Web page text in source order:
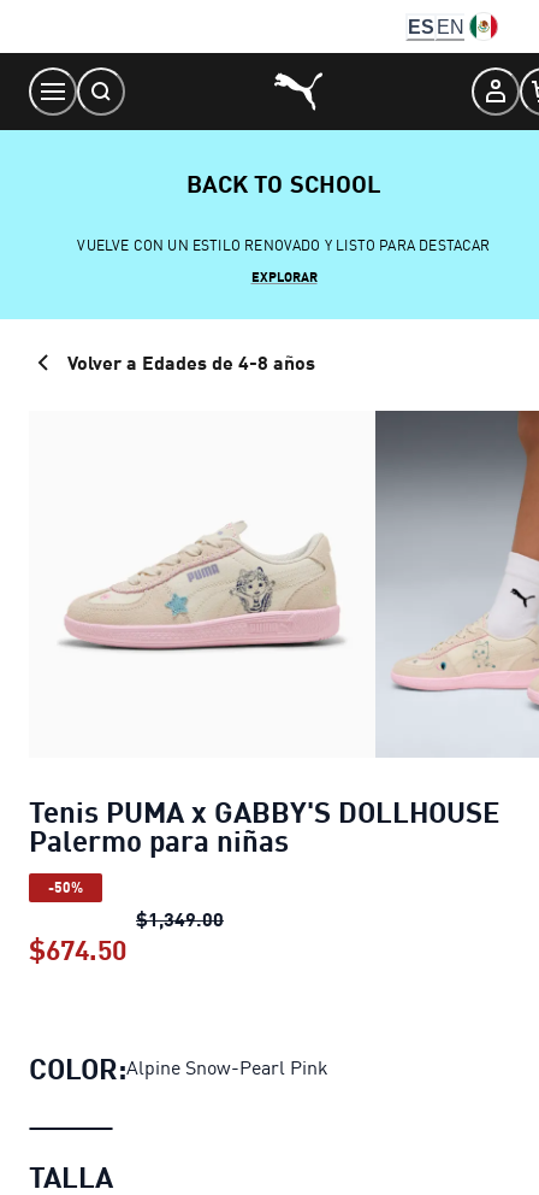
Content
ES EN
BACK TO SCHOOL
VUELVE CON UN ESTILO RENOVADO Y LISTO PARA DESTACAR
EXPLORAR
Volver a Edades de 4-8 años
Tenis PUMA x GABBY'S DOLLHOUSE
Palermo para niñas
-50%
$1,349.00Tenis PUMA x GABBY'S
$674.50
COLOR:Alpine Snow-Pearl Pink
TALLA